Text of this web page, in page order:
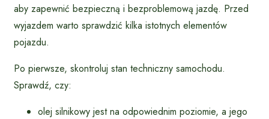
aby zapewnić bezpieczną i bezproblemową jazdę. Przed
wyjazdem warto sprawdzić kilka istotnych elementów
pojazdu.
Po pierwsze, skontroluj stan techniczny samochodu.
Sprawdź, czy:
olej silnikowy jest na odpowiednim poziomie, a jego